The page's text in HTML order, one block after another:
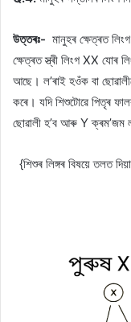
উত্তৰঃ- মানুহৰ ক্ষেত্ৰত
ক্ষেত্ৰত স্ত্ৰী লিংগ XX
আছে। ল’ৰাই হওঁক বা
কৰে। যদি শিশুটোৱে পিতৃৰ
ছোৱালী হ’ব আৰু Y ক্ৰম’জম
{শিশুৰ লিঙ্গৰ বিষয়ে তলত